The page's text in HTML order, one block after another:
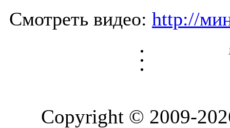
Cмотреть видео: http://
Copyright © 2009-